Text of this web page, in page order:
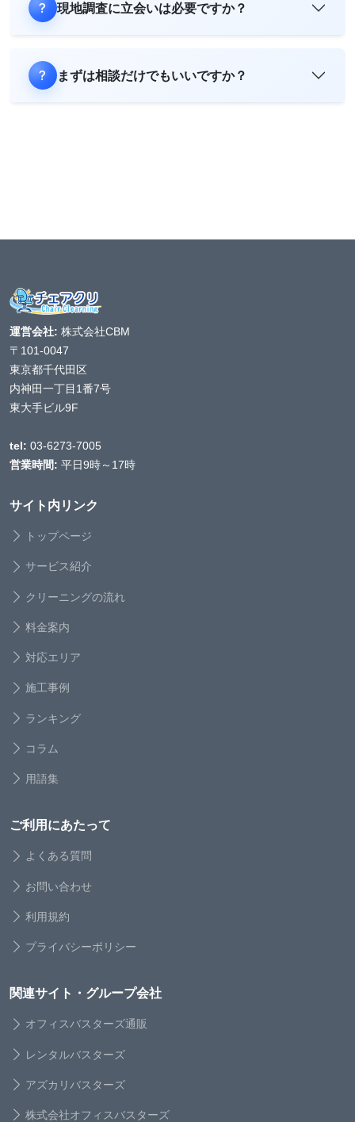
現地調査に立会いは必要ですか？
まずは相談だけでもいいですか？
運営会社: 株式会社CBM
〒101-0047
東京都千代田区
内神田一丁目1番7号
東大手ビル9F
tel: 03-6273-7005
営業時間: 平日9時～17時
サイト内リンク
トップページ
サービス紹介
クリーニングの流れ
料金案内
対応エリア
施工事例
ランキング
コラム
用語集
ご利用にあたって
よくある質問
お問い合わせ
利用規約
プライバシーポリシー
関連サイト・グループ会社
オフィスバスターズ通販
レンタルバスターズ
アズカリバスターズ
株式会社オフィスバスターズ